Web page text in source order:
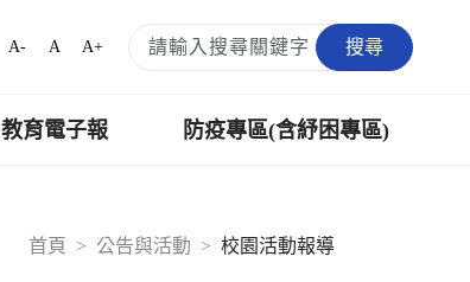
A- A A+ 搜尋
教育電子報 防疫專區(含紓困專區)
首頁
公告與活動 校園活動報導